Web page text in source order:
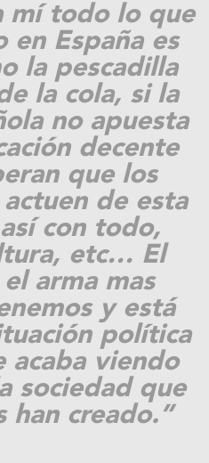
mí todo lo que
en España es
la pescadilla
la cola, si la
no apuesta
decente
que los
de esta
con todo,
etc… El
arma mas
y está
política
acaba viendo
sociedad que
han creado.”